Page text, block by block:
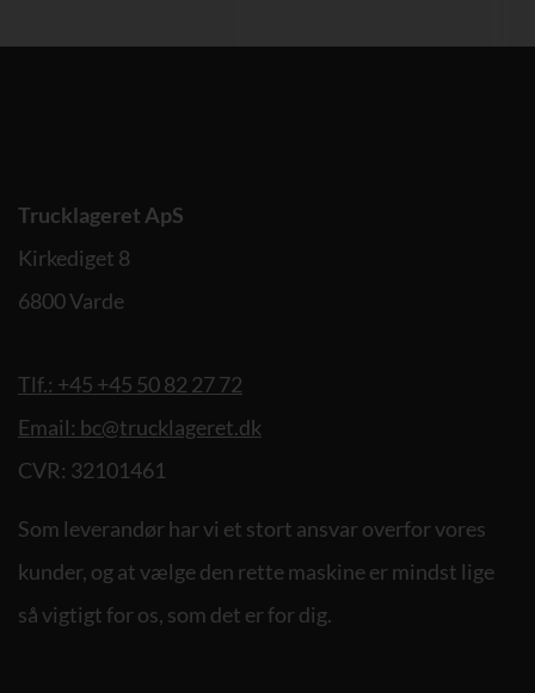
Trucklageret ApS
Kirkediget 8
6800 Varde
Tlf.: +45 +45 50 82 27 72
Email: bc@trucklageret.dk
CVR: 32101461
Som leverandør har vi et stort ansvar overfor vores
kunder, og at vælge den rette maskine er mindst lige
så vigtigt for os, som det er for dig.